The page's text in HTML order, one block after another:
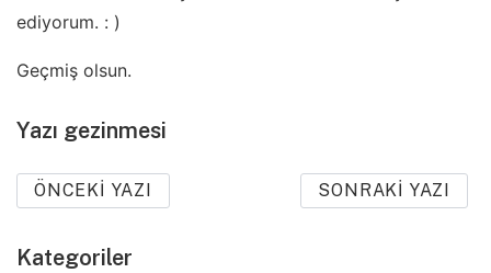
ediyorum. : )
Geçmiş olsun.
Yazı gezinmesi
ÖNCEKI YAZI SONRAKI YAZI
Kategoriler